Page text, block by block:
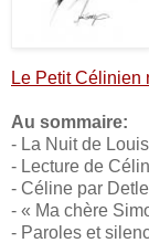
Le Petit Célinien
Au sommaire:
- La Nuit de
- Lecture de
- Céline par
- « Ma chère
- Paroles et